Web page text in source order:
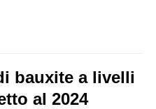
bauxite a livelli
al 2024